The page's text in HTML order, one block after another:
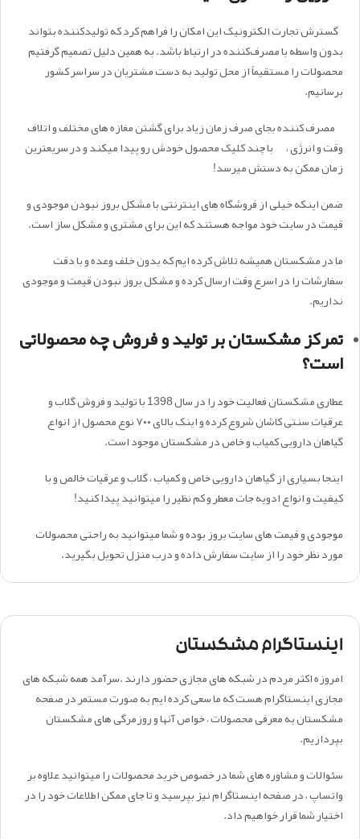
گسترش تجارت الکترونیک این امکان را فراهم کرد که تولیدکننده بتواند
بدون واسطه با مصرف‌کننده در ارتباط باشد. به همین دلیل تصمیم گرفتیم
محصولات را مستقیماً از محل تولید به دست مشتریان در سراسر کشور
برسانیم.
مصرف کننده بجای صرف زمان زیاد برای گشتن مغازه های مختلف و اتلاف
وقت و انرژی ، با چند کلیک محصول خودش رو پیدا میکند و در سریعترین
زمان ممکن به دستش میرسد!
ضمن اینکه خیلی از فروشگاه های اینترنتی با مشکل بروز نبودن موجودی و
قیمت در سایت خود مواجه هستند که این برای مشتری و مشکل ساز است.
ما در مشکستان همیشه تلاش کرده ایم که بدون خلف وعده و با دقت
سفارشات را در اسرع وقت ارسال کرده و مشکل بروز نبودن قیمت و موجودی
نداریم.
تمرکز مشکستان بر تولید و فروش چه محصولاتی
است؟
عطاری مشکستان فعالیت خود را در سال 1398 با تولید و فروش گلاب و
عرقیات سنتی کاشان شروع کرده و اینک بالای ۷۰۰ نوع محصول از انواع
گیاهان دارویی کمیاب و خاص در مشکستان موجود است.
اینجا بسیاری از گیاهان دارویی خاص و کمیاب ، گلاب و عرقیات خالص و با
کیفیت و انواع ادویه جات معطر و کم نظیر را میتوانید پیدا کنید!
موجودی و قیمت های سایت بروز بوده و شما میتوانید به راحتی محصولات
مورد نظر خود را از سایت سفارش داده و درب منزل تحویل بگیرید.
اینستاگرام مشکستان
امروزه اکثر مردم در شبکه های مجازی حضور دارند .سرآمد همه شبکه های
مجازی اینستاگرام هست که ما سعی کرده ایم به صورت مستمر در صفحه
مشکستان به معرفی محصولات ، خواص آنها و روزمرگی های مشکستان
بپردازیم.
سئوالات و مشاوره های شما در خصوص خرید محصولات را میتوانید علاوه بر
واتساپ ، در صفحه اینستاگرام نیز بپرسید و تا جای ممکن اطلاعات خود را در
اختیار شما قرار خواهیم داد.